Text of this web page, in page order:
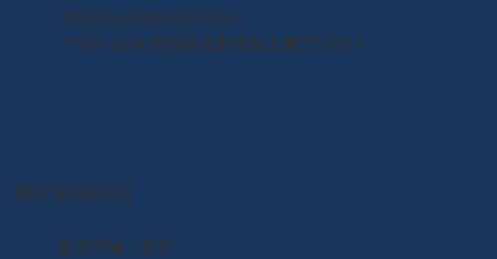
info@yuriageasaichi.jp
〒981-1204 宮城県名取市閖上東3丁目5-1
朝市開場時間
​毎週日曜・祝日